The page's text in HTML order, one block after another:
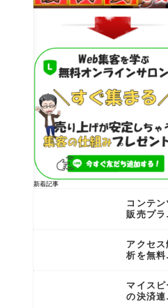
新着記事
コンテン
販売プラ
較！個人
売る成功
アクセス
析を無料
成果を最
化する道
マイスピ
の決済連